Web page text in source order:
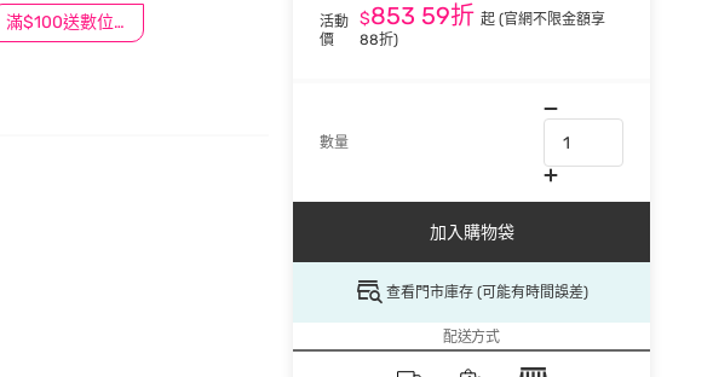
滿$100送數位印花
活動
價
$853 59折起(官網不限金額享
88折)
數量
加入購物袋
查看門市庫存 (可能有時間誤差)
配送方式